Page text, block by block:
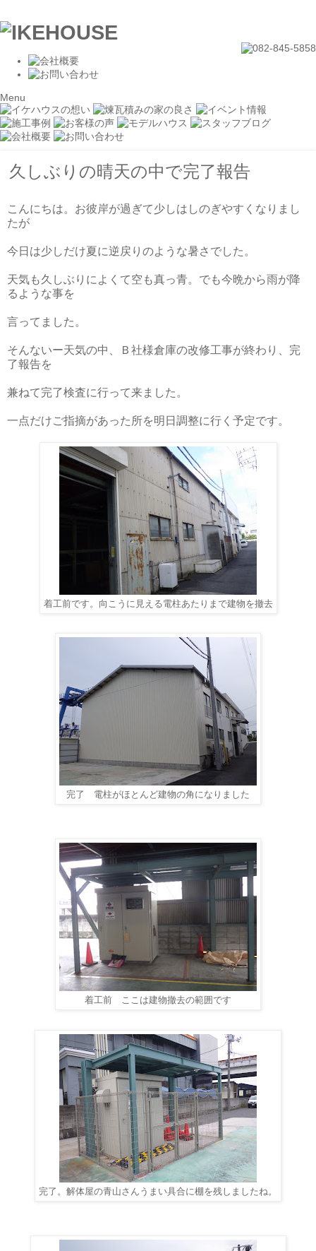
Menu
久しぶりの晴天の中で完了報告
こんにちは。お彼岸が過ぎて少しはしのぎやすくなりまし
たが
今日は少しだけ夏に逆戻りのような暑さでした。
天気も久しぶりによくて空も真っ青。でも今晩から雨が降
るような事を
言ってました。
そんないー天気の中、Ｂ社様倉庫の改修工事が終わり、完
了報告を
兼ねて完了検査に行って来ました。
一点だけご指摘があった所を明日調整に行く予定です。
着工前です。向こうに見える電柱あたりまで建物を撤去
完了 電柱がほとんど建物の角になりました
着工前 ここは建物撤去の範囲です
完了。解体屋の青山さんうまい具合に棚を残しましたね。